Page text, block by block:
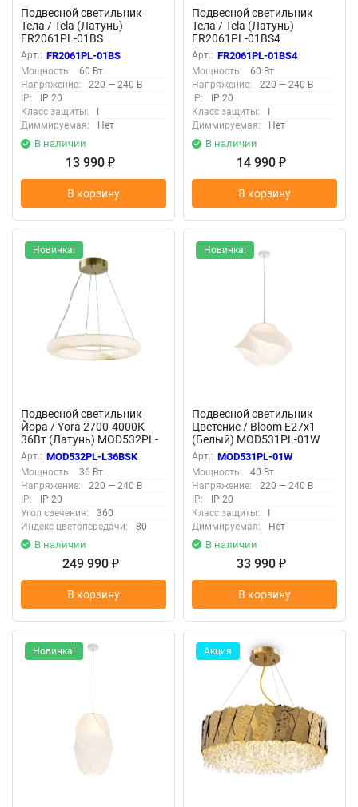
Подвесной светильник
Тела / Tela (Латунь)
FR2061PL-01BS
Арт.: FR2061PL-01BS
Мощность:
60 Вт
Напряжение:
220 — 240 В
IP:
IP 20
Класс защиты:
Диммируемая:
Нет
В наличии
13 990 ₽
В корзину
Подвесной светильник
Тела / Tela (Латунь)
FR2061PL-01BS4
Арт.: FR2061PL-01BS4
Мощность:
60 Вт
Напряжение:
220 — 240 В
IP:
IP 20
Класс защиты:
Диммируемая:
Нет
В наличии
14 990 ₽
В корзину
Новинка!
Подвесной светильник
Йора / Yora 2700-4000К
36Вт (Латунь) MOD532PL-
L36BSK
Арт.: MOD532PL-L36BSK
Мощность:
36 Вт
Напряжение:
220 — 240 В
IP:
IP 20
Угол свечения:
360
Индекс цветопередачи:
80
В наличии
249 990 ₽
В корзину
Новинка!
Подвесной светильник
Цветение / Bloom E27х1
(Белый) MOD531PL-01W
Арт.: MOD531PL-01W
Мощность:
40 Вт
Напряжение:
220 — 240 В
IP:
IP 20
Класс защиты:
I
Диммируемая:
Нет
В наличии
33 990 ₽
В корзину
Новинка! Акция